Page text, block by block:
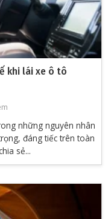
khi lái xe ô tô
những nguyên nhân
đáng tiếc trên toàn
sẻ...